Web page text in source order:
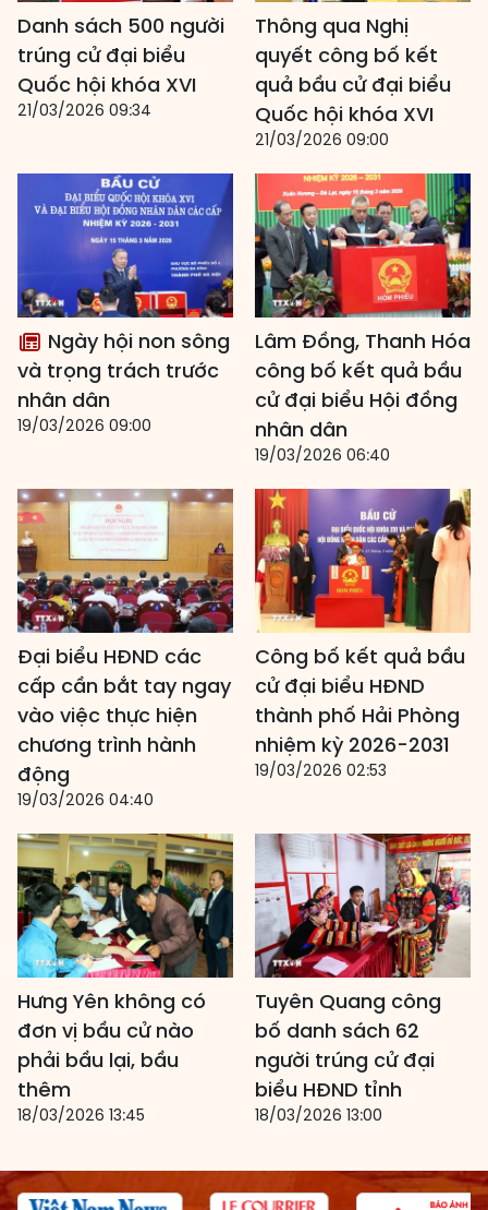
Danh sách 500 người
trúng cử đại biểu
Quốc hội khóa XVI
21/03/2026 09:34
Thông qua Nghị
quyết công bố kết
quả bầu cử đại biểu
Quốc hội khóa XVI
21/03/2026 09:00
Ngày hội non sông
và trọng trách trước
nhân dân
19/03/2026 09:00
Lâm Đồng, Thanh Hóa
công bố kết quả bầu
cử đại biểu Hội đồng
nhân dân
19/03/2026 06:40
Đại biểu HĐND các
cấp cần bắt tay ngay
vào việc thực hiện
chương trình hành
động
19/03/2026 04:40
Công bố kết quả bầu
cử đại biểu HĐND
thành phố Hải Phòng
nhiệm kỳ 2026-2031
19/03/2026 02:53
Hưng Yên không có
đơn vị bầu cử nào
phải bầu lại, bầu
thêm
18/03/2026 13:45
Tuyên Quang công
bố danh sách 62
người trúng cử đại
biểu HĐND tỉnh
18/03/2026 13:00